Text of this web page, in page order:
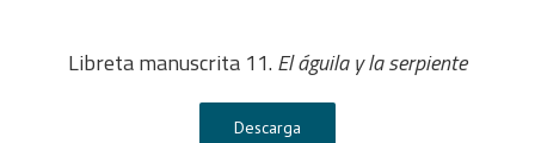
Libreta manuscrita 11. El águila y la serpiente
Descarga